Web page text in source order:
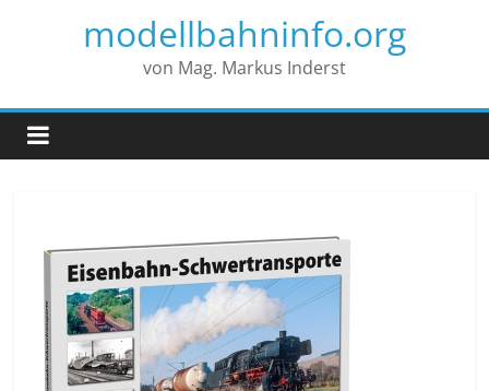
modellbahninfo.org
von Mag. Markus Inderst